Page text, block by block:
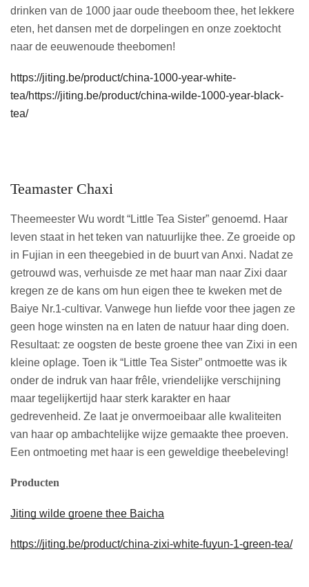
drinken van de 1000 jaar oude theeboom thee, het lekkere
eten, het dansen met de dorpelingen en onze zoektocht
naar de eeuwenoude theebomen!
https://jiting.be/product/china-1000-year-white-
tea/https://jiting.be/product/china-wilde-1000-year-black-
tea/
Teamaster Chaxi
Theemeester Wu wordt “Little Tea Sister” genoemd. Haar
leven staat in het teken van natuurlijke thee. Ze groeide op
in Fujian in een theegebied in de buurt van Anxi. Nadat ze
getrouwd was, verhuisde ze met haar man naar Zixi daar
kregen ze de kans om hun eigen thee te kweken met de
Baiye Nr.1-cultivar. Vanwege hun liefde voor thee jagen ze
geen hoge winsten na en laten de natuur haar ding doen.
Resultaat: ze oogsten de beste groene thee van Zixi in een
kleine oplage. Toen ik “Little Tea Sister” ontmoette was ik
onder de indruk van haar frêle, vriendelijke verschijning
maar tegelijkertijd haar sterk karakter en haar
gedrevenheid. Ze laat je onvermoeibaar alle kwaliteiten
van haar op ambachtelijke wijze gemaakte thee proeven.
Een ontmoeting met haar is een geweldige theebeleving!
Producten
Jiting wilde groene thee Baicha
https://jiting.be/product/china-zixi-white-fuyun-1-green-tea/